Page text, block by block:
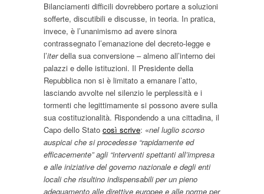
Bilanciamenti difficili dovrebbero portare a soluzioni
sofferte, discutibili e discusse, in teoria. In pratica,
invece, è l’unanimismo ad avere sinora
contrassegnato l’emanazione del decreto-legge e
l’iterdella sua conversione – almeno all’interno dei
palazzi e delle istituzioni. Il Presidente della
Repubblica non si è limitato a emanare l’atto,
lasciando avvolte nel silenzio le perplessità e i
tormenti che legittimamente si possono avere sulla
sua costituzionalità. Rispondendo a una cittadina, il
Capo dello Stato così scrive: «nel luglio scorso
auspicai che si procedesse “rapidamente ed
efficacemente” agli “interventi spettanti all’impresa
e alle iniziative del governo nazionale e degli enti
locali che risultino indispensabili per un pieno
adeguamento alle direttive europee e alle norme per